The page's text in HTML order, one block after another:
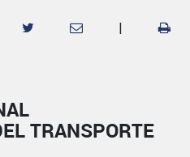
|
TRANSPORTE